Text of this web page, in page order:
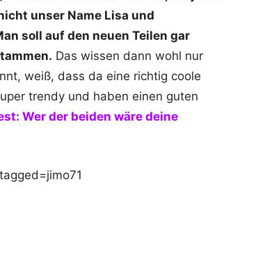
unser Name Lisa und
soll auf den neuen Teilen gar
Das wissen dann wohl nur
weiß, dass da eine richtig coole
trendy und haben einen guten
Wer der beiden wäre deine